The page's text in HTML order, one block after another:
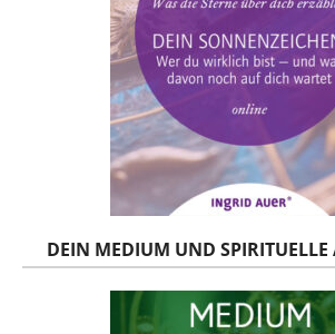
DEIN MEDIUM UND SPIRITUELLE